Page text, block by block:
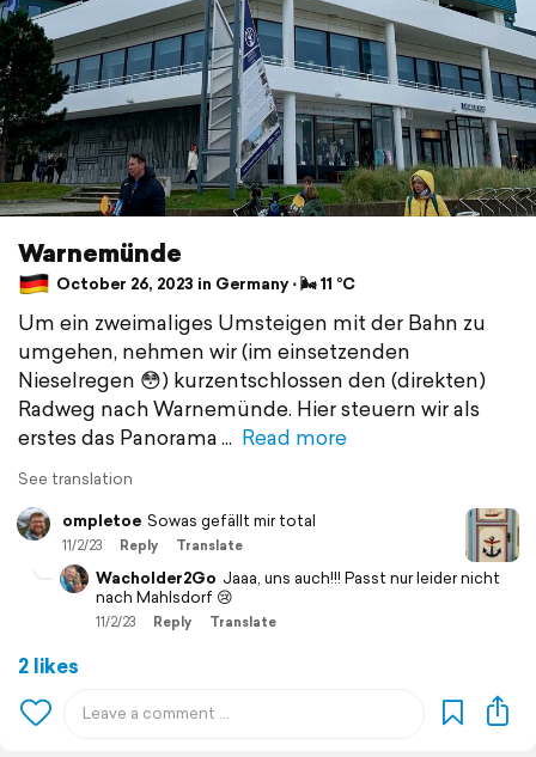
Warnemünde
October 26, 2023 in Germany ⋅ 🌬 11 °C
Um ein zweimaliges Umsteigen mit der Bahn zu
umgehen, nehmen wir (im einsetzenden
Nieselregen 😳) kurzentschlossen den (direkten)
Radweg nach Warnemünde. Hier steuern wir als
erstes das Panorama
Read more
See translation
ompletoe Sowas gefällt mir total
11/2/23 Reply Translate
Wacholder2Go Jaaa, uns auch!!! Passt nur leider nicht
nach Mahlsdorf 😢
11/2/23 Reply Translate
2 likes